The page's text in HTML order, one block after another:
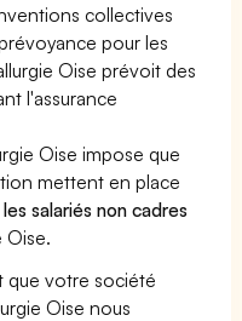
collectives
pour les
Oise prévoit des
l'assurance
Oise impose que
mettent en place
salariés non cadres
Oise.
que votre société
Oise nous